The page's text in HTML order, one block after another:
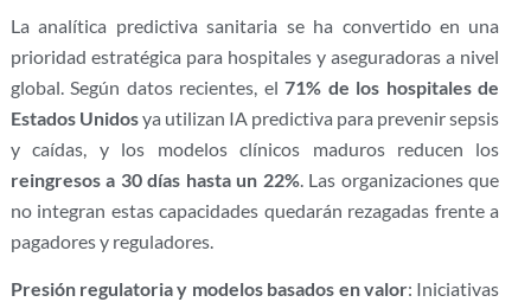
La analítica predictiva sanitaria se ha convertido en una
prioridad estratégica para hospitales y aseguradoras a nivel
global. Según datos recientes, el71% de los hospitales de
Estados Unidosya utilizan IA predictiva para prevenir sepsis
y caídas, y los modelos clínicos maduros reducen los
reingresos a 30 días hasta un 22%. Las organizaciones que
no integran estas capacidades quedarán rezagadas frente a
pagadores y reguladores.
Presión regulatoria y modelos basados en valor: Iniciativas